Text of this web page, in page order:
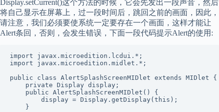
Display.setCurrent()这个方法的时候，它会先发出一段声音，然后
将自己显示在屏幕上，过一段时间后，跳回之前的画面，因此，
请注意，我们必须要使系统一定要存在一个画面，这样才能让
Alert条回，否则，会发生错误，下面一段代码提示Alert的使用:
import javax.microedition.lcdui.*;
import javax.microedition.midlet.*;
public class AlertSplashScreenMIDlet extends MIDlet {
    private Display display;
    public AlertSplashScreenMIDlet() {
        display = Display.getDisplay(this);
    }